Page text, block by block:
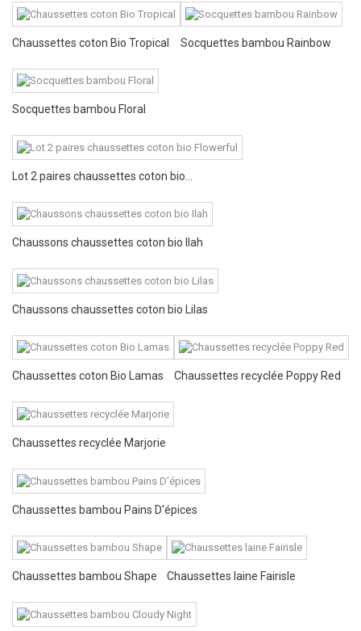
Chaussettes coton Bio Tropical Socquettes bambou Rainbow
Socquettes bambou Floral
Lot 2 paires chaussettes coton bio...
Chaussons chaussettes coton bio Ilah
Chaussons chaussettes coton bio Lilas
Chaussettes coton Bio Lamas Chaussettes recyclée Poppy Red
Chaussettes recyclée Marjorie
Chaussettes bambou Pains D'épices
Chaussettes bambou Shape Chaussettes laine Fairisle